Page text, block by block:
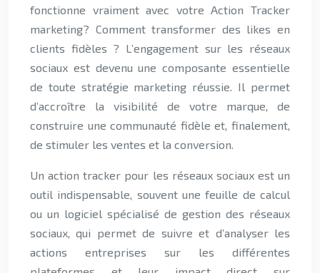
fonctionne vraiment avec votre Action Tracker
marketing? Comment transformer des likes en
clients fidèles ? L’engagement sur les réseaux
sociaux est devenu une composante essentielle
de toute stratégie marketing réussie. Il permet
d’accroître la visibilité de votre marque, de
construire une communauté fidèle et, finalement,
de stimuler les ventes et la conversion.
Un action tracker pour les réseaux sociaux est un
outil indispensable, souvent une feuille de calcul
ou un logiciel spécialisé de gestion des réseaux
sociaux, qui permet de suivre et d’analyser les
actions entreprises sur les différentes